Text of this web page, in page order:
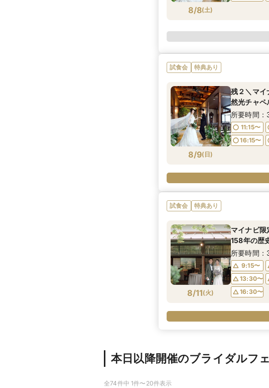
8/8(土)
試食会 特典あり
8/9( 日)
残２＼マ
然光チャ
所要時間
11:15〜
16:15〜
試食会 特典あり
8/11(火)
マイナビ
158年の歴
所要時間
9:15〜
13:30〜
16:30〜
本日以降開催のブライダルフ
全74件中 1件〜20件表示